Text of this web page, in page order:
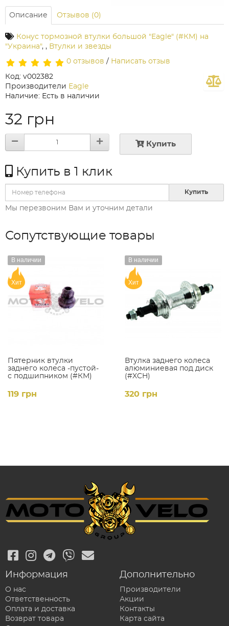
Описание Отзывов (0)
Конус тормозной втулки большой "Eagle" (#КМ) на
"Украина", , Втулки и звезды
0 отзывов / Написать отзыв
Код: v002382
Производители Eagle
Наличие: Есть в наличии
32 грн
Купить
Купить в 1 клик
Купить
Мы перезвоним Вам и уточним детали
Сопутствующие товары
Пятерник втулки
заднего колеса -пустой-
с подшипником (#КМ)
В наличии
Хит
119 грн
Втулка заднего колеса
алюминиевая под диск
(#XCH)
В наличии
Хит
320 грн
Информация
О нас
Ответственность
Оплата и доставка
Возврат товара
Дополнительно
Производители
Акции
Контакты
Карта сайта